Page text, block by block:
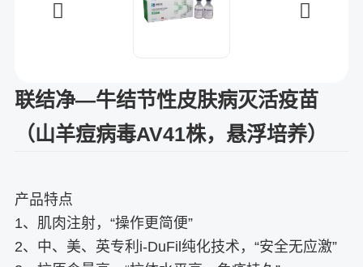
联结净—牛结节性皮肤病灭活疫苗
（山羊痘病毒AV41株，悬浮培养）
产品特点
1、肌肉注射，“操作更简便”
2、中、美、英专利i-DuFil纯化技术，“安全无应激”